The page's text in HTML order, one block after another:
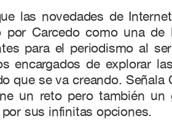
las novedades de
por Carcedo como una de
para el periodismo al
encargados de explorar
que se va creando. Señala
un reto pero también
sus infinitas opciones.